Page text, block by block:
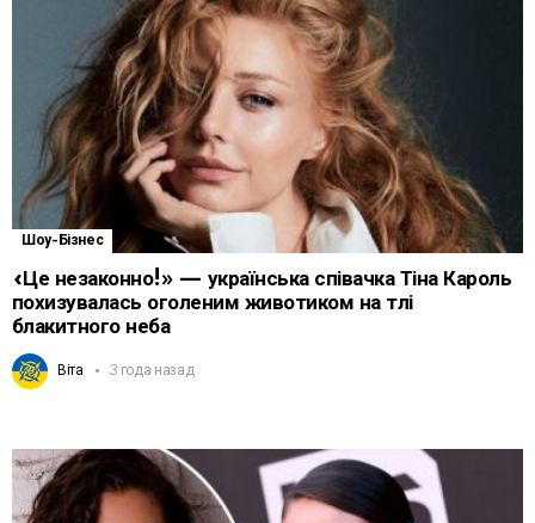
Шоу-Бізнес
«Це незаконно!» — українська співачка Тіна Кароль
похизувалась оголеним животиком на тлі
блакитного неба
Віта 3 года назад